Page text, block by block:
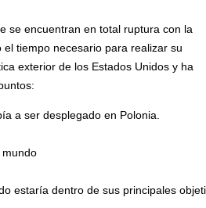
se encuentran en total ruptura con la
tiempo necesario para realizar su
exterior de los Estados Unidos y ha
a ser desplegado en Polonia.
estaría dentro de sus principales